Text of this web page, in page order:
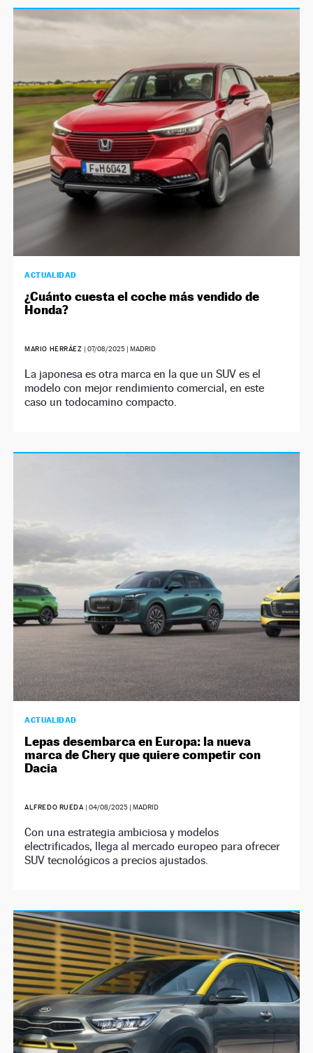
ACTUALIDAD
¿Cuánto cuesta el coche más vendido de
Honda?
MARIO HERRÁEZ |07/08/2025 | MADRID
La japonesa es otra marca en la que un SUV es el
modelo con mejor rendimiento comercial, en este
caso un todocamino compacto.
ACTUALIDAD
Lepas desembarca en Europa: la nueva
marca de Chery que quiere competir con
Dacia
ALFREDO RUEDA |04/08/2025 | MADRID
Con una estrategia ambiciosa y modelos
electrificados, llega al mercado europeo para ofrecer
SUV tecnológicos a precios ajustados.